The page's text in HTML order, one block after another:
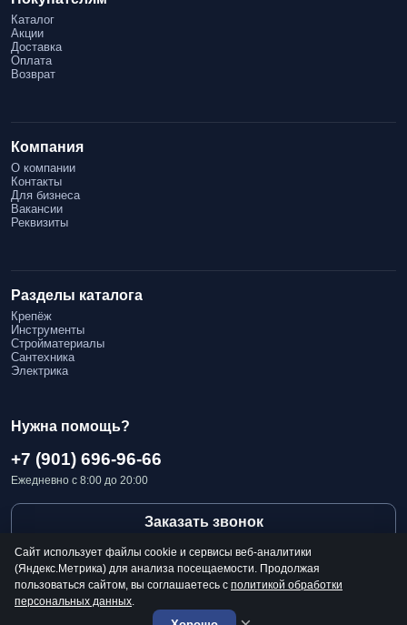
Каталог
Акции
Доставка
Оплата
Возврат
Компания
О компании
Контакты
Для бизнеса
Вакансии
Реквизиты
Разделы каталога
Крепёж
Инструменты
Стройматериалы
Сантехника
Электрика
Нужна помощь?
+7 (901) 696-96-66
Ежедневно с 8:00 до 20:00
Заказать звонок
Политика конфиденциальности
Сайт использует файлы cookie и сервисы веб-аналитики
(Яндекс.Метрика) для анализа посещаемости. Продолжая
пользоваться сайтом, вы соглашаетесь с политикой обработки
персональных данных.